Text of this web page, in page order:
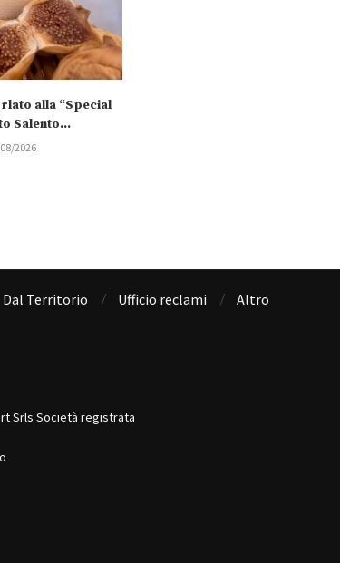
alla “Special
Salento...
2026
Dal Territorio Ufficio reclami Altro
Srls Società registrata